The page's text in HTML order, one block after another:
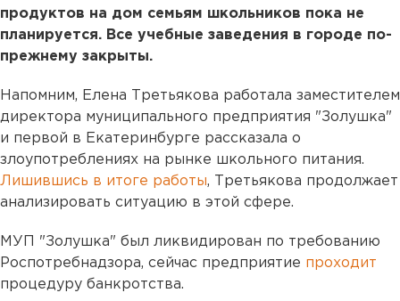
продуктов на дом семьям школьников пока не
планируется. Все учебные заведения в городе по-
прежнему закрыты.
Напомним, Елена Третьякова работала заместителем
директора муниципального предприятия "Золушка"
и первой в Екатеринбурге рассказала о
злоупотреблениях на рынке школьного питания.
Лишившись в итоге работы, Третьякова продолжает
анализировать ситуацию в этой сфере.
МУП "Золушка" был ликвидирован по требованию
Роспотребнадзора, сейчас предприятие проходит
процедуру банкротства.